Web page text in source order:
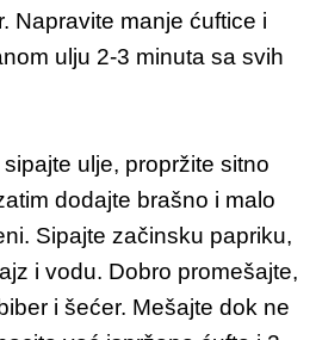
Napravite manje ćuftice i
ulju 2-3 minuta sa svih
ulje, propržite sitno
dodajte brašno i malo
Sipajte začinsku papriku,
i vodu. Dobro promešajte,
i šećer. Mešajte dok ne